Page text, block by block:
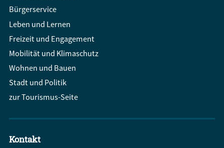
Bürgerservice
Leben und Lernen
Freizeit und Engagement
Mobilität und Klimaschutz
Wohnen und Bauen
Stadt und Politik
zur Tourismus-Seite
Kontakt